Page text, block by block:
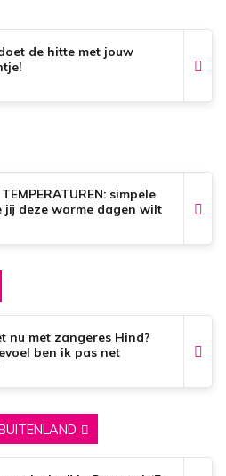
de hitte met jouw
simpele
jij deze warme dagen wilt
nu met zangeres Hind?
ben ik pas net